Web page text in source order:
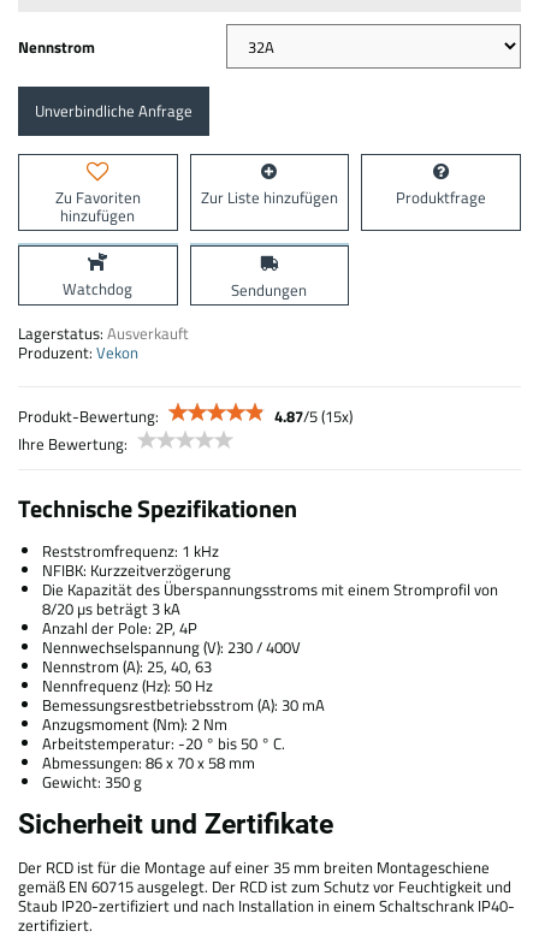
Nennstrom
Unverbindliche Anfrage
Zu Favoriten
hinzufügen
Zur Liste hinzufügen Produktfrage
Watchdog
Sendungen
Lagerstatus: Ausverkauft
Produzent: Vekon
Produkt-Bewertung: 4.87/5(15x)
Ihre Bewertung:
Technische Spezifikationen
Reststromfrequenz: 1 kHz
NFIBK: Kurzzeitverzögerung
Die Kapazität des Überspannungsstroms mit einem Stromprofil von
8/20 µs beträgt 3 kA
Anzahl der Pole: 2P, 4P
Nennwechselspannung (V): 230 / 400V
Nennstrom (A): 25, 40, 63
Nennfrequenz (Hz): 50 Hz
Bemessungsrestbetriebsstrom (A): 30 mA
Anzugsmoment (Nm): 2 Nm
Arbeitstemperatur: -20 ° bis 50 ° C.
Abmessungen: 86 x 70 x 58 mm
Gewicht: 350 g
Sicherheit und Zertifikate
Der RCD ist für die Montage auf einer 35 mm breiten Montageschiene
gemäß EN 60715 ausgelegt. Der RCD ist zum Schutz vor Feuchtigkeit und
Staub IP20-zertifiziert und nach Installation in einem Schaltschrank IP40-
zertifiziert.